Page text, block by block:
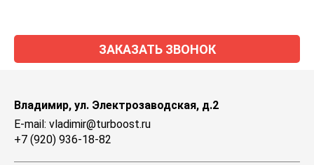
ЗАКАЗАТЬ ЗВОНОК
Владимир, ул. Электрозаводская, д.2
E-mail: vladimir@turboost.ru
+7 (920) 936-18-82